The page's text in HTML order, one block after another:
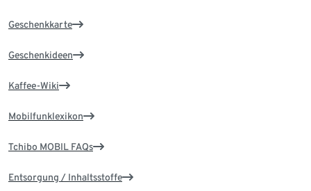
Geschenkkarte
Geschenkideen
Kaffee-Wiki
Mobilfunklexikon
Tchibo MOBIL FAQs
Entsorgung / Inhaltsstoffe